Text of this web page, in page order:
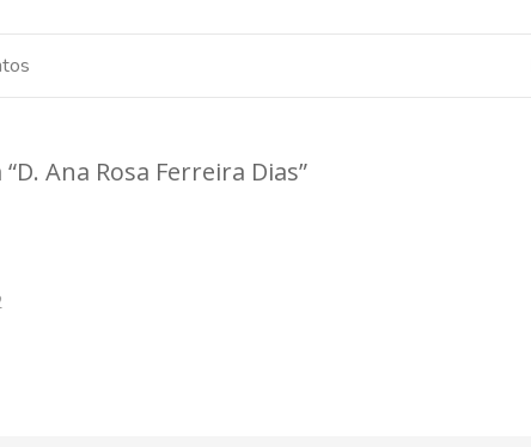
D. Ana Rosa Ferreira Dias”